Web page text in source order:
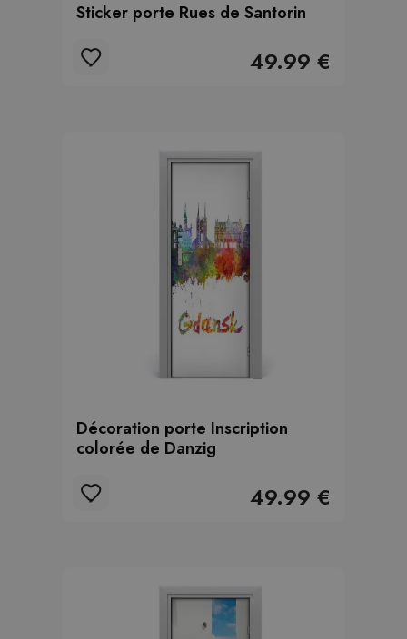
Sticker porte Rues de Santorin
49.99 €
Décoration porte Inscription
colorée de Danzig
49.99 €